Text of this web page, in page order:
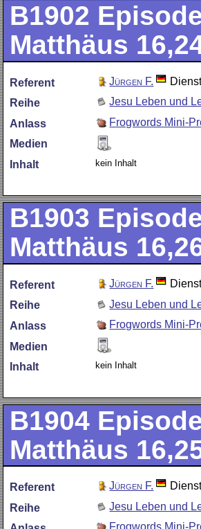
B1902
Matthäus
Referent Jürgen F.
Reihe
Jesu Leben und
Anlass
Frogwords Mini-
Medien
Inhalt
kein Inhalt
B1903
Matthäus
Referent Jürgen F.
Reihe
Jesu Leben und
Anlass
Frogwords Mini-
Medien
Inhalt
kein Inhalt
B1904
Matthäus
Referent Jürgen F.
Reihe
Jesu Leben und